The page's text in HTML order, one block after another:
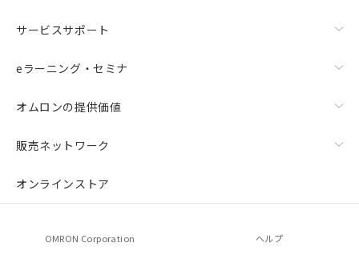
サービスサポート
eラーニング・セミナ
オムロンの提供価値
販売ネットワーク
オンラインストア
OMRON Corporation ヘルプ